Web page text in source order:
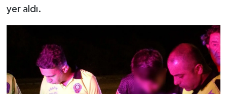
yer aldı.